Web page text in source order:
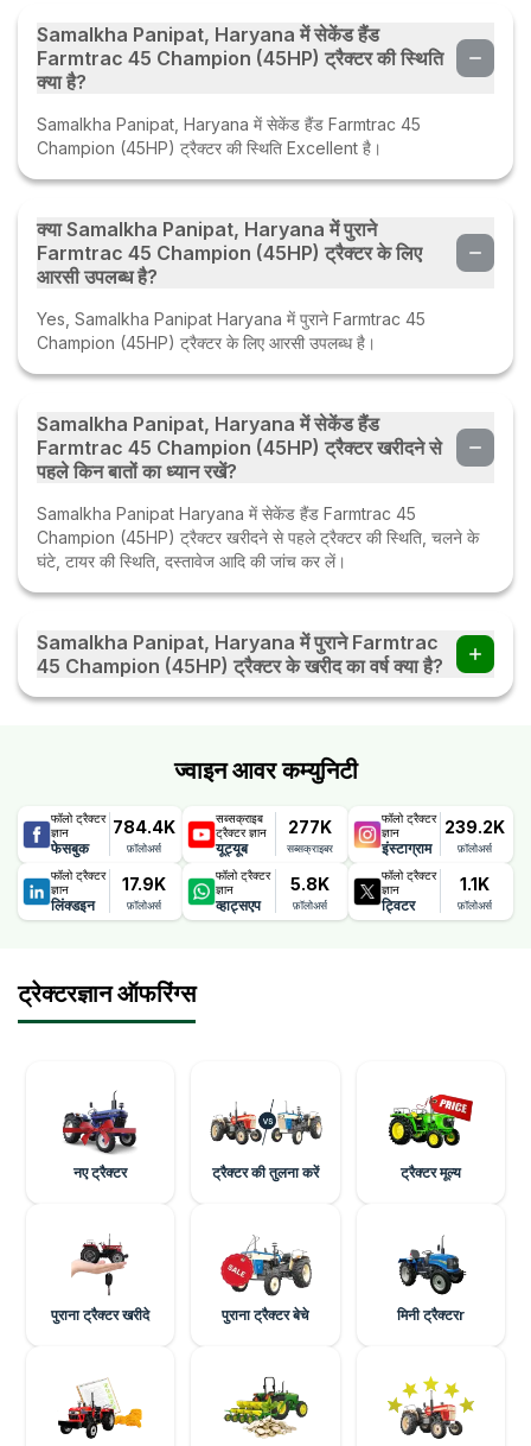
Samalkha Panipat, Haryana में सेकेंड हैंड
Farmtrac 45 Champion (45HP) ट्रैक्टर की स्थिति
क्या है?
Samalkha Panipat, Haryana में सेकेंड हैंड Farmtrac 45
Champion (45HP) ट्रैक्टर की स्थिति Excellent है।
क्या Samalkha Panipat, Haryana में पुराने
Farmtrac 45 Champion (45HP) ट्रैक्टर के लिए
आरसी उपलब्ध है?
Yes, Samalkha Panipat Haryana में पुराने Farmtrac 45
Champion (45HP) ट्रैक्टर के लिए आरसी उपलब्ध है।
Samalkha Panipat, Haryana में सेकेंड हैंड
Farmtrac 45 Champion (45HP) ट्रैक्टर खरीदने से
पहले किन बातों का ध्यान रखें?
Samalkha Panipat Haryana में सेकेंड हैंड Farmtrac 45
Champion (45HP) ट्रैक्टर खरीदने से पहले ट्रैक्टर की स्थिति, चलने के
घंटे, टायर की स्थिति, दस्तावेज आदि की जांच कर लें।
Samalkha Panipat, Haryana में पुराने Farmtrac
45 Champion (45HP) ट्रैक्टर के खरीद का वर्ष क्या है?
Samalkha Panipat, Haryana में पुराने Farmtrac 45 Champion
ज्वाइन आवर कम्युनिटी
फॉलो ट्रैक्टर
ज्ञान
फेसबुक
784.4K
फ़ॉलोअर्स
सब्सक्राइब
ट्रैक्टर ज्ञान
यूट्यूब
277K
सब्सक्राइबर
फॉलो ट्रैक्टर
ज्ञान
इंस्टाग्राम
239.2K
फ़ॉलोअर्स
फॉलो ट्रैक्टर
ज्ञान
लिंक्डइन
17.9K
फ़ॉलोअर्स
फॉलो ट्रैक्टर
ज्ञान
व्हाट्सएप
5.8K
फ़ॉलोअर्स
फॉलो ट्रैक्टर
ज्ञान
ट्विटर
1.1K
फ़ॉलोअर्स
ट्रेक्टरज्ञान ऑफरिंग्स
नए ट्रैक्टर ट्रैक्टर की तुलना करें ट्रैक्टर मूल्य
पुराना ट्रैक्टर खरीदे पुराना ट्रैक्टर बेचे मिनी ट्रैक्टरr